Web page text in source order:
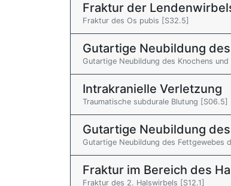
Fraktur der
Fraktur des Os pubis [S32.5]
Gutartige Neubildung
Gutartige Neubildung des Knochens
Intrakranielle Verletzung
Traumatische subdurale Blutung [S06.5]
Gutartige Neubildung
Gutartige Neubildung des Fettgewebes
Fraktur im Bereich des
Fraktur des 2. Halswirbels [S12.1]